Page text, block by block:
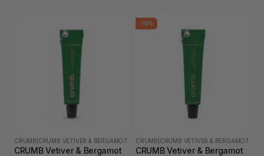
CRUMB CRUMB VETIVER & BERGAMOT
CRUMB Vetiver & Bergamot
-15%
CRUMB CRUMB VETIVER & BERGAMOT
CRUMB Vetiver & Bergamot